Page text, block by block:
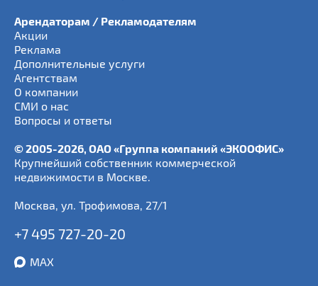
Арендаторам / Рекламодателям
Акции
Реклама
Дополнительные услуги
Агентствам
О компании
СМИ о нас
Вопросы и ответы
© 2005-2026, ОАО «Группа компаний «ЭКООФИС»
Крупнейший собственник коммерческой
недвижимости в Москве.
Москва, ул. Трофимова, 27/1
+7 495 727-20-20
MAX